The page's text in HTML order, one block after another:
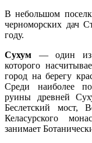
В небольшом
черноморских дач
году.
Сухум — один из
которого
город на берегу
Среди наиболее
руины древней
Беслетский мост,
Келасурского
занимает